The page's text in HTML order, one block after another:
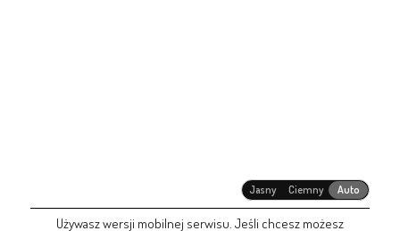
Jasny Ciemny Auto
Używasz wersji mobilnej serwisu. Jeśli chcesz możesz